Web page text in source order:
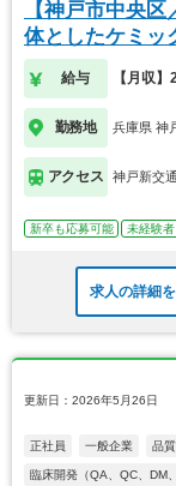
【神戸市中央
体としたケミッ
給与 【月収
勤務地 兵庫県 神
アクセス 神戸新交
新卒も応募可能 未経験
求人の詳細
更新日：2026年5月26日
正社員 一般企業 品
臨床開発（QA、QC、DM